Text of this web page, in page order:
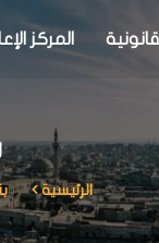
المركز
الرئيسية